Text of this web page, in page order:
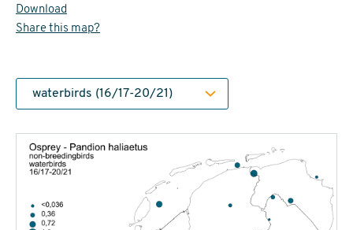
Download
Share this map?